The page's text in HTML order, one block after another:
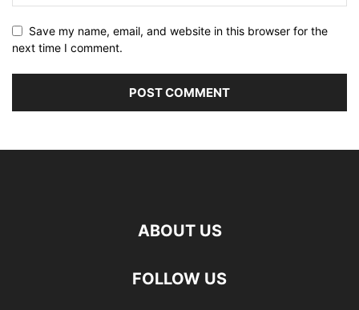
Save my name, email, and website in this browser for the
next time I comment.
ABOUT US
FOLLOW US